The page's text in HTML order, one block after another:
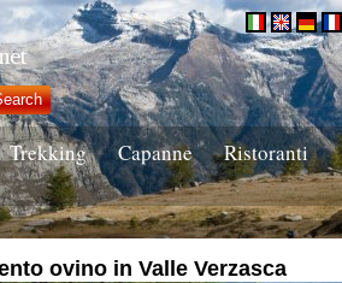
Trekking Capanne
Ristoranti
ovino in Valle Verzasca